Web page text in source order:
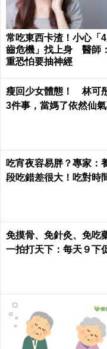
常吃東西卡渣！小心「
齒危機」找上身 醫師
重恐怕要抽神經
瘦回少女體態！ 林可
3件事，當媽了依然仙
吃宵夜容易胖？專家：
段吃錯差很大！吃對時
免摸骨、免針灸、免吃
一拍打天下：每天９下